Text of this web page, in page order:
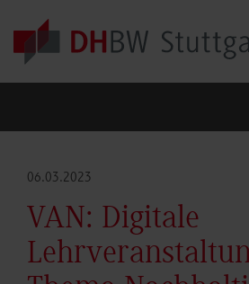
Skip to main content
06.03.2023
VAN: Digitale